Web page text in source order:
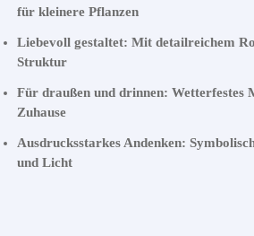
für kleinere Pflanzen
Liebevoll gestaltet: Mit detailreichem
Struktur
Für draußen und drinnen:
Zuhause
Ausdrucksstarkes Andenken:
und Licht